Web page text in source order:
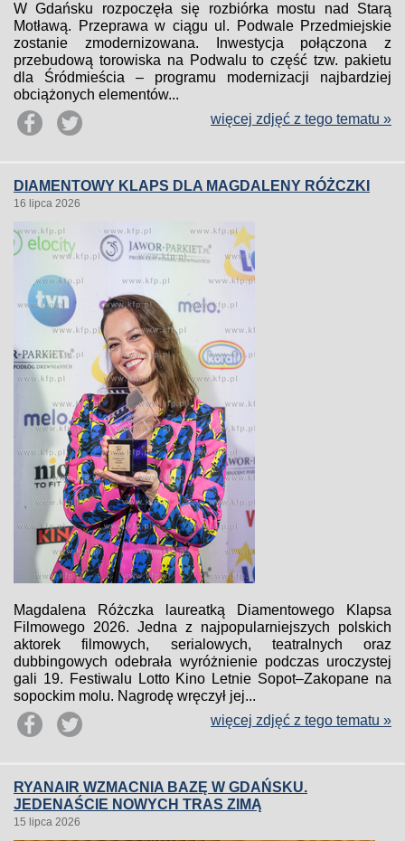
W Gdańsku rozpoczęła się rozbiórka mostu nad Starą
Motławą. Przeprawa w ciągu ul. Podwale Przedmiejskie
zostanie zmodernizowana. Inwestycja połączona z
przebudową torowiska na Podwalu to część tzw. pakietu
dla Śródmieścia – programu modernizacji najbardziej
obciążonych elementów...
więcej zdjęć z tego tematu »
DIAMENTOWY KLAPS DLA MAGDALENY RÓŻCZKI
16 lipca 2026
Magdalena Różczka laureatką Diamentowego Klapsa
Filmowego 2026. Jedna z najpopularniejszych polskich
aktorek filmowych, serialowych, teatralnych oraz
dubbingowych odebrała wyróżnienie podczas uroczystej
gali 19. Festiwalu Lotto Kino Letnie Sopot–Zakopane na
sopockim molu. Nagrodę wręczył jej...
więcej zdjęć z tego tematu »
RYANAIR WZMACNIA BAZĘ W GDAŃSKU.
JEDENAŚCIE NOWYCH TRAS ZIMĄ
15 lipca 2026